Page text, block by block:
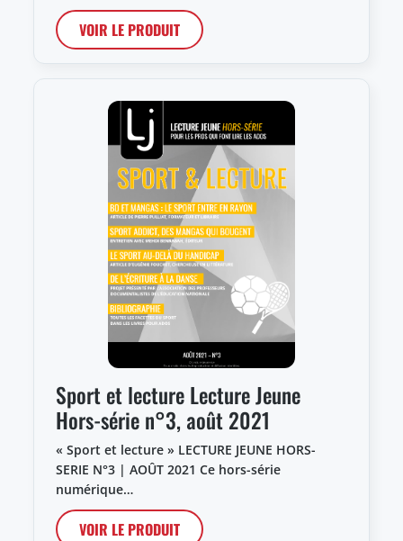
VOIR LE PRODUIT
Sport et lecture Lecture Jeune
Hors-série n°3, août 2021
« Sport et lecture » LECTURE JEUNE HORS-
SERIE N°3 | AOÛT 2021 Ce hors-série
numérique…
VOIR LE PRODUIT